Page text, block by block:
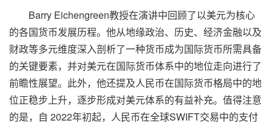
Barry Eichengreen教授在演讲中回顾了以美元为核心
的各国货币发展历程。他从地缘政治、历史、经济金融以及
财政等多元维度深入剖析了一种货币成为国际货币所需具备
的关键要素，并对美元在国际货币体系中的地位走向进行了
前瞻性展望。此外，他还提及人民币在国际货币格局中的地
位正稳步上升，逐步形成对美元体系的有益补充。值得注意
的是，自 2022年初起，人民币在全球SWIFT交易中的支付